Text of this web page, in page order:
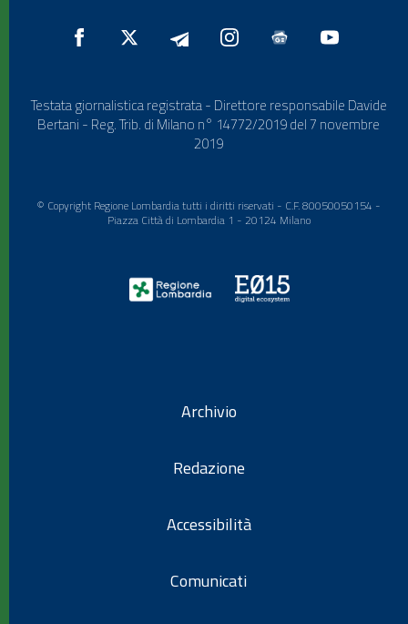
Testata giornalistica registrata - Direttore responsabile Davide
Bertani - Reg. Trib. di Milano n° 14772/2019 del 7 novembre
2019
© Copyright Regione Lombardia tutti i diritti riservati - C.F. 80050050154 -
Piazza Città di Lombardia 1 - 20124 Milano
Archivio
Redazione
Accessibilità
Comunicati